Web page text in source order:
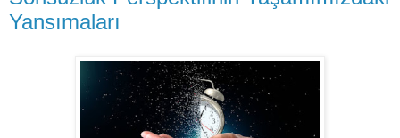
Yansımaları